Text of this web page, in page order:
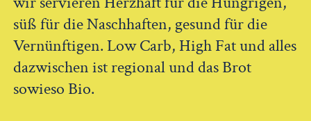
süß für die Naschhaften, gesund für die
Vernünftigen. Low Carb, High Fat und alles
dazwischen ist regional und das Brot
sowieso Bio.